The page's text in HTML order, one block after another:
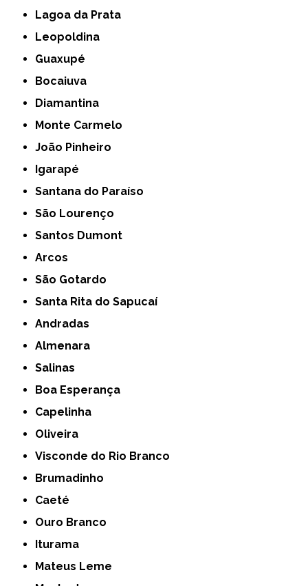
Lagoa da Prata
Leopoldina
Guaxupé
Bocaiuva
Diamantina
Monte Carmelo
João Pinheiro
Igarapé
Santana do Paraíso
São Lourenço
Santos Dumont
Arcos
São Gotardo
Santa Rita do Sapucaí
Andradas
Almenara
Salinas
Boa Esperança
Capelinha
Oliveira
Visconde do Rio Branco
Brumadinho
Caeté
Ouro Branco
Iturama
Mateus Leme